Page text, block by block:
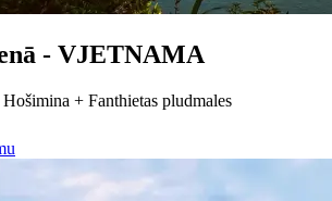
- VJETNAMA
+ Fanthietas pludmales